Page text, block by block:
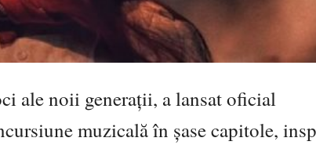
ale noii generații, a lansat oficial
muzicală în șase capitole,